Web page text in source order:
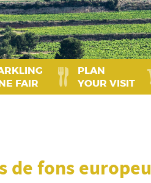
FAIR
PLAN
YOUR VISIT
de fons